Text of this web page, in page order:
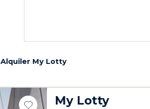
Alquiler My Lotty
My Lotty